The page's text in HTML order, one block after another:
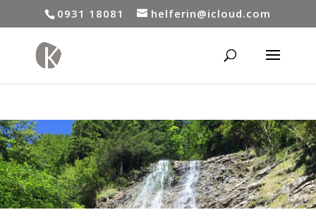
0931 18081 helferin@icloud.com